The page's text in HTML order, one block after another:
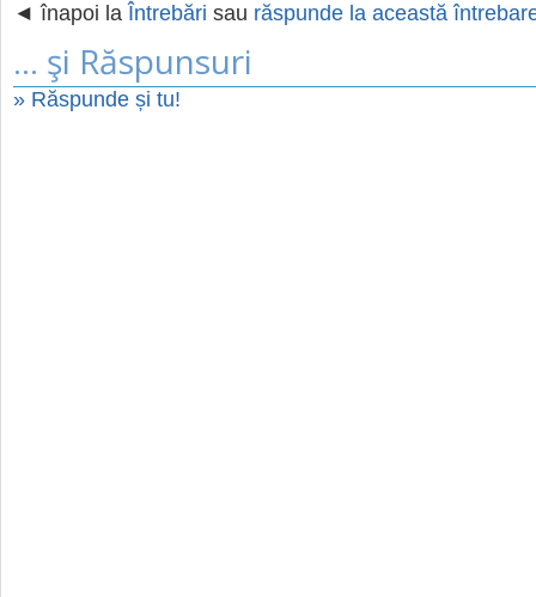
◄ înapoi la Întrebări sau răspunde la această
... şi Răspunsuri
» Răspunde și tu!